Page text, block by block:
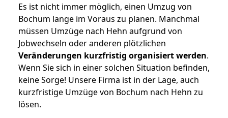
Es ist nicht immer möglich, einen Umzug von
Bochum lange im Voraus zu planen. Manchmal
müssen Umzüge nach Hehn aufgrund von
Jobwechseln oder anderen plötzlichen
Veränderungen kurzfristig organisiert werden.
Wenn Sie sich in einer solchen Situation befinden,
keine Sorge! Unsere Firma ist in der Lage, auch
kurzfristige Umzüge von Bochum nach Hehn zu
lösen.